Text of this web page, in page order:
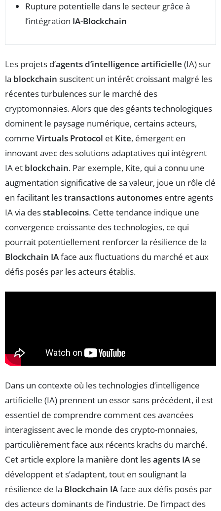
Rupture potentielle dans le secteur grâce à
l’intégration IA-Blockchain
Les projets d’agents d’intelligence artificielle (IA) sur
la blockchain suscitent un intérêt croissant malgré les
récentes turbulences sur le marché des
cryptomonnaies. Alors que des géants technologiques
dominent le paysage numérique, certains acteurs,
comme Virtuals Protocol et Kite, émergent en
innovant avec des solutions adaptatives qui intègrent
IA et blockchain. Par exemple, Kite, qui a connu une
augmentation significative de sa valeur, joue un rôle clé
en facilitant lestransactions autonomes entre agents
IA via desstablecoins. Cette tendance indique une
convergence croissante des technologies, ce qui
pourrait potentiellement renforcer la résilience de la
Blockchain IAface aux fluctuations du marché et aux
défis posés par les acteurs établis.
Dans un contexte où les technologies d’intelligence
artificielle (IA) prennent un essor sans précédent, il est
essentiel de comprendre comment ces avancées
interagissent avec le monde des crypto-monnaies,
particulièrement face aux récents krachs du marché.
Cet article explore la manière dont lesagents IAse
développent et s’adaptent, tout en soulignant la
résilience de la Blockchain IAface aux défis posés par
des acteurs dominants de l’industrie. De l’impact des